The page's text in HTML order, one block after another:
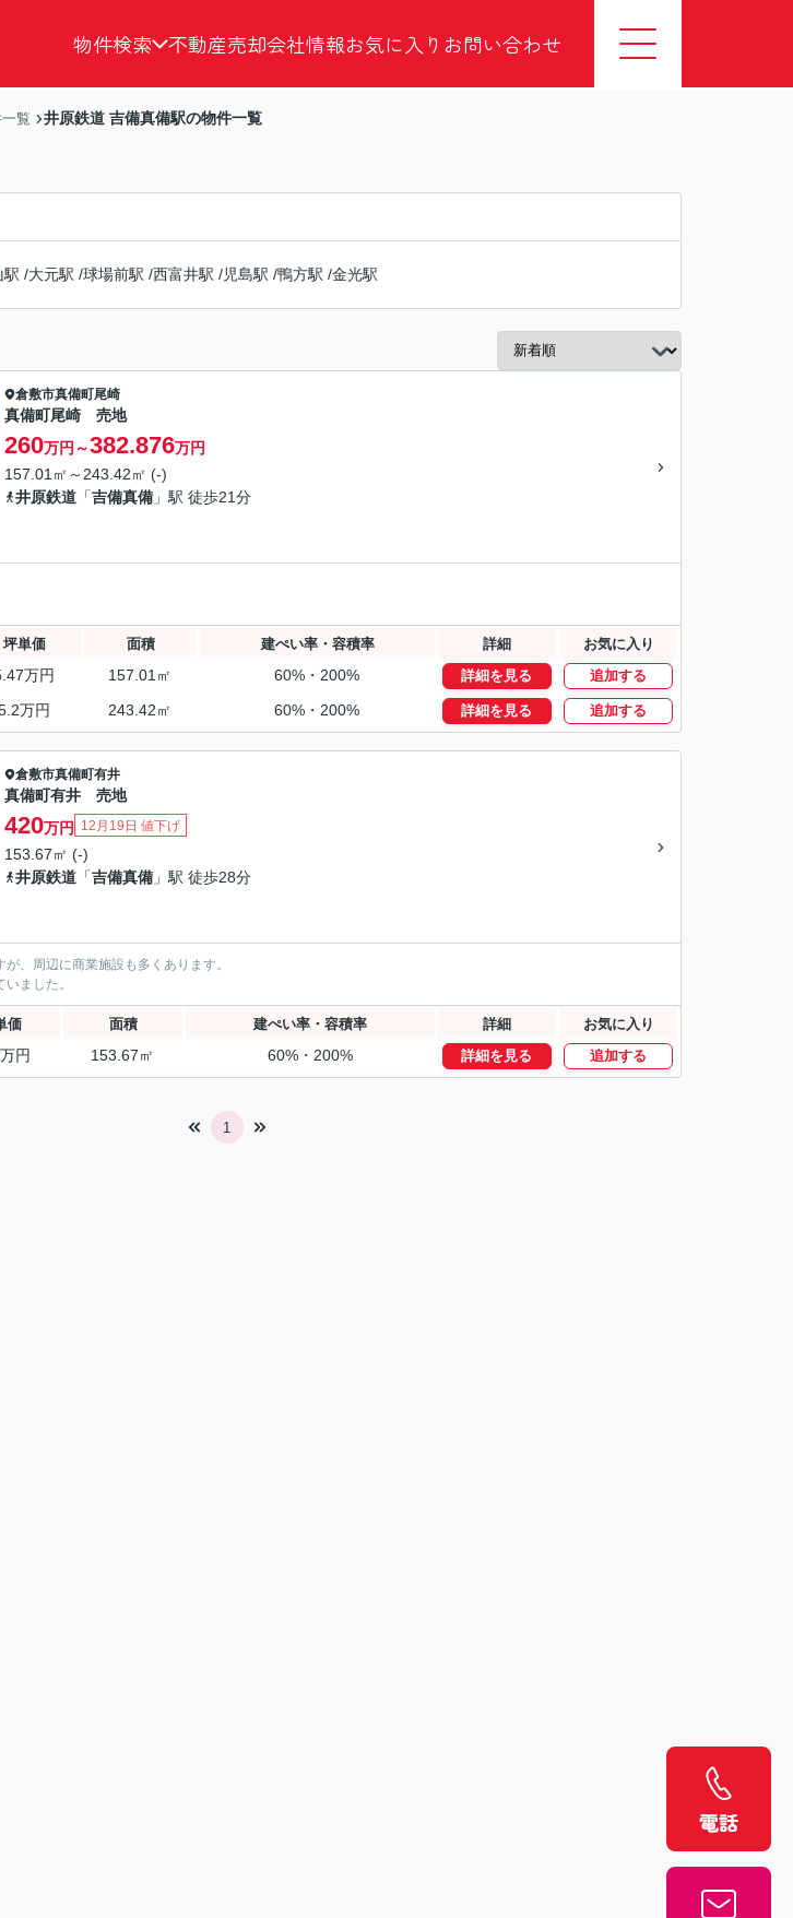
物件検索 不動産売却会社情報お気に入り お問い合わせ
覧 井原鉄道 吉備真備駅の物件一覧
駅 /大元駅 /球場前駅 /西富井駅 /児島駅 /鴨方駅 /金光駅
倉敷市真備町尾崎
真備町尾崎 売地
260万円～382.876万円
157.01㎡～243.42㎡ (-)
井原鉄道 「吉備真備 」駅 徒歩21分
坪単価 面積 建ぺい率・容積率 詳細 お気に入り
万円 157.01㎡ 60%・200% 詳細を見る 追加する
万円 243.42㎡ 60%・200% 詳細を見る 追加する
倉敷市真備町有井
真備町有井 売地
420万円 12月19日 値下げ
153.67㎡ (-)
井原鉄道 「吉備真備 」駅 徒歩28分
、周辺に商業施設も多くあります。
ました。
価 面積 建ぺい率・容積率 詳細 お気に入り
円 153.67㎡ 60%・200% 詳細を見る 追加する
1